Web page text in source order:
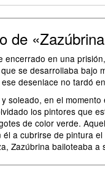
de
encerrado en una
se desarrollaba bajo
desenlace no tardó
soleado, en el
los pintores que
de color verde.
él a cubrirse de pintura
Zazúbrina bailoteaba